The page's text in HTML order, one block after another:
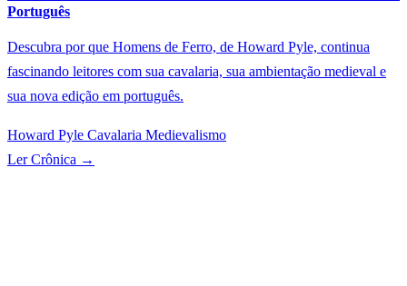
Português
Descubra por que Homens de Ferro, de Howard Pyle, continua
fascinando leitores com sua cavalaria, sua ambientação medieval e
sua nova edição em português.
Howard Pyle Cavalaria Medievalismo
Ler Crônica →